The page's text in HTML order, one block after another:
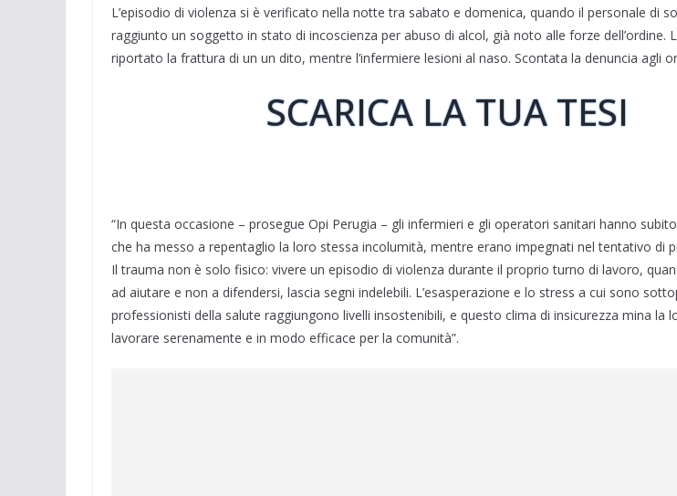
t
i
L’episodio di violenza si è verificato nella notte tra sabato e domenica, quando il personale di
raggiunto un soggetto in stato di incoscienza per abuso di alcol, già noto alle forze dell’ordine.
riportato la frattura di un un dito, mentre l’infermiere lesioni al naso. Scontata la denuncia agli
SCARICA LA TUA TESI
“In questa occasione – prosegue Opi Perugia – gli infermieri e gli operatori sanitari hanno subito
che ha messo a repentaglio la loro stessa incolumità, mentre erano impegnati nel tentativo di
Il trauma non è solo fisico: vivere un episodio di violenza durante il proprio turno di lavoro,
ad aiutare e non a difendersi, lascia segni indelebili. L’esasperazione e lo stress a cui sono
professionisti della salute raggiungono livelli insostenibili, e questo clima di insicurezza mina la
lavorare serenamente e in modo efficace per la comunità”.